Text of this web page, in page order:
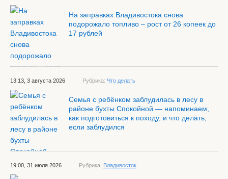
На заправках Владивостока снова
подорожало топливо – рост от 26 копеек до
17 рублей
13:13, 3 августа 2026 Рубрика: Что делать
Семья с ребёнком заблудилась в лесу в
районе бухты Спокойной — напоминаем,
как подготовиться к походу, и что делать,
если заблудился
19:00, 31 июля 2026 Рубрика: Владивосток